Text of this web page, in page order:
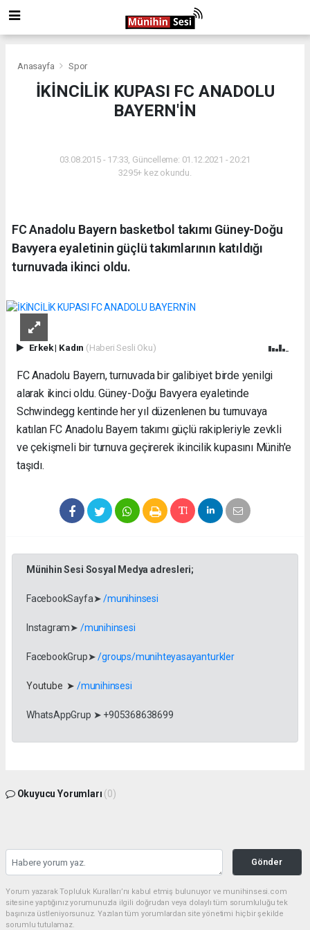
Anasayfa Spor
İKİNCİLİK KUPASI FC ANADOLU
BAYERN'İN
03.08.2015 - 17:33, Güncelleme: 01.12.2021 - 20:21
3295+ kez okundu.
FC Anadolu Bayern basketbol takımı Güney-Doğu
Bavyera eyaletinin güçlü takımlarının katıldığı
turnuvada ikinci oldu.
Erkek| Kadın (Haberi Sesli Oku)
FC Anadolu Bayern, turnuvada bir galibiyet birde yenilgi
alarak ikinci oldu. Güney-Doğu Bavyera eyaletinde
Schwindegg kentinde her yıl düzenlenen bu turnuvaya
katılan FC Anadolu Bayern takımı güçlü rakipleriyle zevkli
ve çekişmeli bir turnuva geçirerek ikincilik kupasını Münih'e
taşıdı.
Münihin Sesi Sosyal Medya adresleri;
FacebookSayfa➤/munihinsesi
Instagram➤ /munihinsesi
FacebookGrup➤/groups/munihteyasayanturkler
Youtube ➤ /munihinsesi
WhatsAppGrup ➤ +905368638699
Okuyucu Yorumları (0)
Gönder
Yorum yazarak Topluluk Kuralları’nı kabul etmiş bulunuyor ve munihinsesi.com
sitesine yaptığınız yorumunuzla ilgili doğrudan veya dolaylı tüm sorumluluğu tek
başınıza üstleniyorsunuz. Yazılan tüm yorumlardan site yönetimi hiçbir şekilde
sorumlu tutulamaz.